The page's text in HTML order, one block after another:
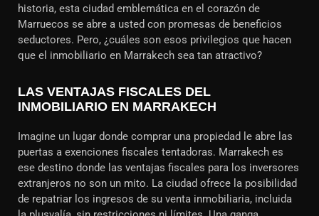
historia, esta ciudad emblemática en el corazón de
Marruecos se abre a usted con promesas de beneficios
seductores. Pero, ¿cuáles son esos privilegios que hacen
que el inmobiliario en Marrakech sea tan atractivo?
LAS VENTAJAS FISCALES DEL
INMOBILIARIO EN MARRAKECH
Imagine un lugar donde comprar una propiedad le abre las
puertas a exenciones fiscales tentadoras. Marrakech es
ese destino donde las ventajas fiscales para los inversores
extranjeros no son un mito. La ciudad ofrece la posibilidad
de repatriar los ingresos de su venta inmobiliaria, incluida